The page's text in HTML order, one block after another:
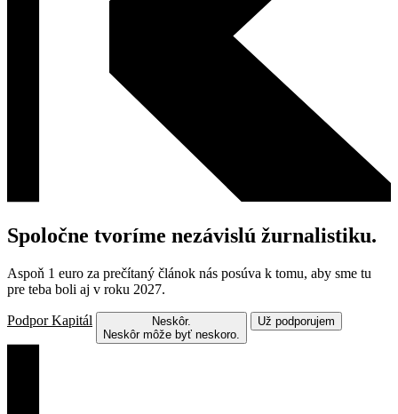
Spoločne tvoríme nezávislú žurnalistiku.
Aspoň 1 euro za prečítaný článok nás posúva k tomu, aby sme tu
pre teba boli aj v roku 2027.
Podpor Kapitál
Neskôr.
Neskôr môže byť neskoro.
Už podporujem